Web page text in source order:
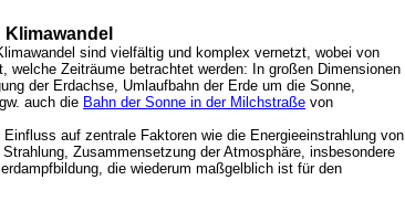
sind vielfältig und komplex vernetzt, wobei von
welche Zeiträume betrachtet werden: In großen Dimensionen
der Erdachse, Umlaufbahn der Erde um die Sonne,
auch die Bahn der Sonne in der Milchstraße von
Einfluss auf zentrale Faktoren wie die Energieeinstrahlung von
Zusammensetzung der Atmosphäre, insbesondere
die wiederum maßgelblich ist für den